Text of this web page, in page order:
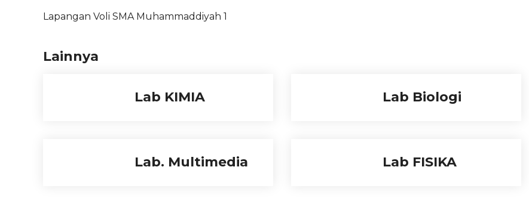
Lapangan Voli SMA Muhammaddiyah 1
Lainnya
Lab KIMIA Lab Biologi
Lab. Multimedia Lab FISIKA